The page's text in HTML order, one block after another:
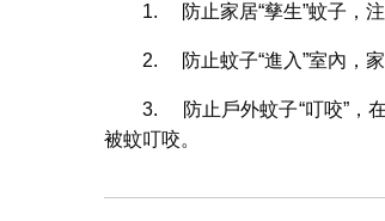
1. 防止家居“孳生”蚊子，
2. 防止蚊子“進入”室內，
3. 防止戶外蚊子“叮咬”，
被蚊叮咬。